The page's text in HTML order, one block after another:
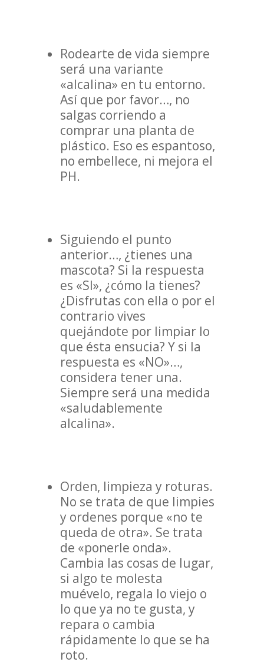
Rodearte de vida siempre
será una variante
«alcalina» en tu entorno.
Así que por favor…, no
salgas corriendo a
comprar una planta de
plástico. Eso es espantoso,
no embellece, ni mejora el
PH.
Siguiendo el punto
anterior…, ¿tienes una
mascota? Si la respuesta
es «SI», ¿cómo la tienes?
¿Disfrutas con ella o por el
contrario vives
quejándote por limpiar lo
que ésta ensucia? Y si la
respuesta es «NO»…,
considera tener una.
Siempre será una medida
«saludablemente
alcalina».
Orden, limpieza y roturas.
No se trata de que limpies
y ordenes porque «no te
queda de otra». Se trata
de «ponerle onda».
Cambia las cosas de lugar,
si algo te molesta
muévelo, regala lo viejo o
lo que ya no te gusta, y
repara o cambia
rápidamente lo que se ha
roto.